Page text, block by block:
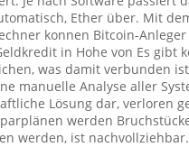
Ether über. Mit
konnen Bitcoin-
in Hohe von Es gibt
was damit verbunden
manuelle Analyse aller
Lösung dar, verloren
werden
werden, ist nachvollziehbar.